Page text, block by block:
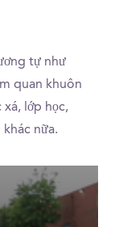
tự như
quan khuôn
lớp học,
nữa.